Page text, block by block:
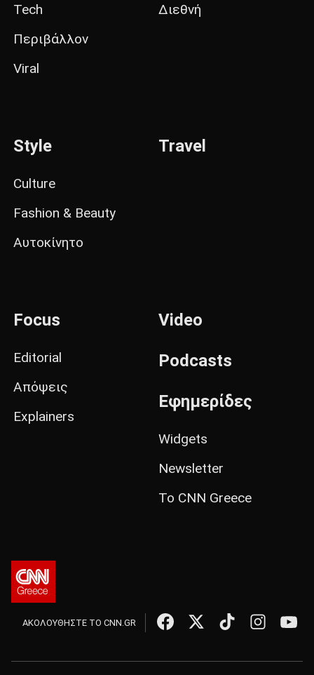
Tech
Περιβάλλον
Viral
Διεθνή
Style
Culture
Fashion & Beauty
Αυτοκίνητο
Travel
Focus
Editorial
Απόψεις
Explainers
Video
Podcasts
Εφημερίδες
Widgets
Newsletter
Το CNN Greece
ΑΚΟΛΟΥΘΗΣΤΕ ΤΟ CNN.GR